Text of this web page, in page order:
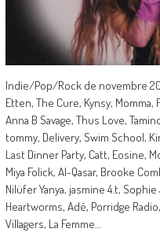
Indie/Pop/Rock de novembre
Etten, The Cure, Kynsy, Momma,
Anna B Savage, Thus Love,
tommy, Delivery, Swim School,
Last Dinner Party, Catt, Eosine,
Miya Folick, Al-Qasar, Brooke
Nilüfer Yanya, jasmine 4.t,
Heartworms, Adé, Porridge
Villagers, La Femme…